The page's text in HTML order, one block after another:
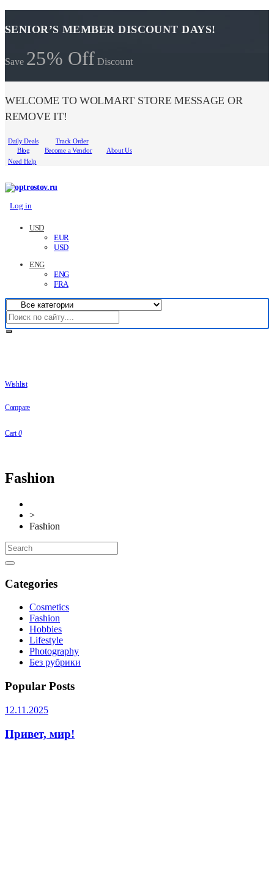
SENIOR’S MEMBER DISCOUNT DAYS!
Save 25% Off Discount
WELCOME TO WOLMART STORE MESSAGE OR
REMOVE IT!
Daily Deals
Track Order
Blog
Become a Vendor
About Us
Need Help
Log in
USD
EUR
USD
ENG
ENG
FRA
Wishlist
Compare
Cart 0
Fashion
>
Fashion
Categories
Cosmetics
Fashion
Hobbies
Lifestyle
Photography
Без рубрики
Popular Posts
12.11.2025
Привет, мир!